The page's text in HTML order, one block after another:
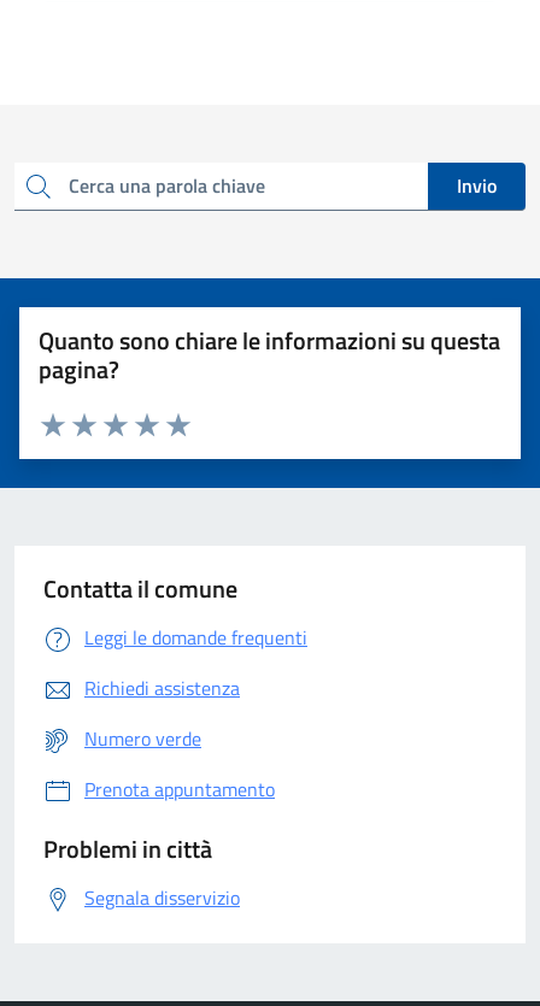
Cerca una parola chiave Invio
Quanto sono chiare le informazioni su questa
pagina?
Valuta 5 stelle su 5
Valuta 4 stelle su 5
Valuta 3 stelle su 5
Valuta 2 stelle su 5
Valuta 1 stelle su 5
Contatta il comune
Leggi le domande frequenti
Richiedi assistenza
Numero verde
Prenota appuntamento
Problemi in città
Segnala disservizio